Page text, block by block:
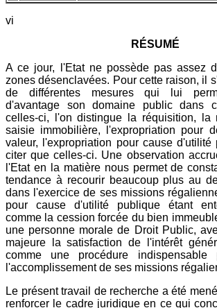
vi
RÉSUMÉ
A ce jour, l'Etat ne possède pas assez
zones désenclavées. Pour cette raison, il
de différentes mesures qui lui
d'avantage son domaine public dans
celles-ci, l'on distingue la réquisition, la
saisie immobilière, l'expropriation pour
valeur, l'expropriation pour cause
citer que celles-ci. Une observation
l'Etat en la matière nous permet de
tendance à recourir beaucoup plus au
dans l'exercice de ses missions
pour cause d'utilité publique étant
comme la cession forcée du bien
une personne morale de Droit Public,
majeure la satisfaction de l'intérêt
comme une procédure
l'accomplissement de ses missions
Le présent travail de recherche a été
renforcer le cadre juridique en ce qui